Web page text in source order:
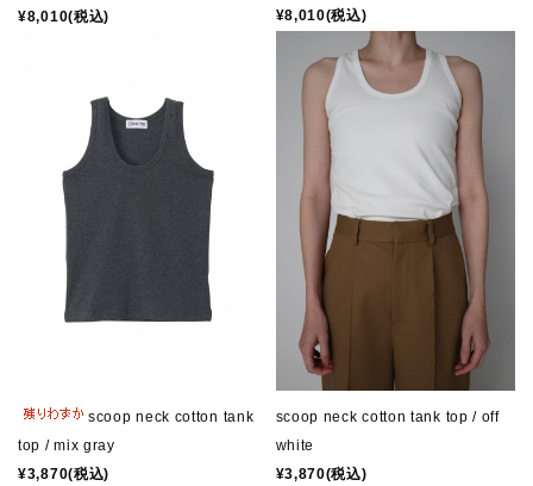
¥8,010(税込)
¥8,010(税込)
scoop neck cotton tank
top / mix gray
¥3,870(税込)
scoop neck cotton tank top / off
white
¥3,870(税込)